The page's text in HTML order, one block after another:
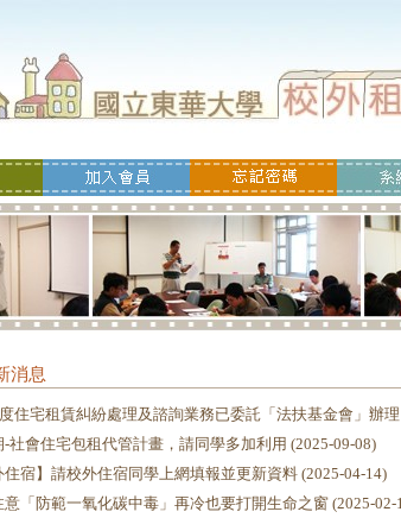
消息
住宅租賃糾紛處理及諮詢業務已委託「法扶基金會」辦理
-社會住宅包租代管計畫，請同學多加利用 (2025-09-08)
住宿】請校外住宿同學上網填報並更新資料 (2025-04-14)
意「防範一氧化碳中毒」再冷也要打開生命之窗 (2025-02-